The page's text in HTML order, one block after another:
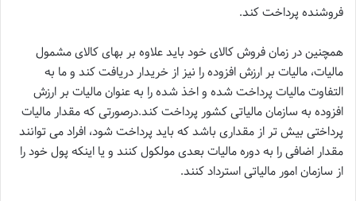
فروشنده پرداخت کند.
همچنین در زمان فروش کالای خود باید علاوه بر بهای کالای مشمول
مالیات، مالیات بر ارزش افزوده را نیز از خریدار دریافت کند و ما به
التفاوت مالیات پرداخت شده و اخذ شده را به عنوان مالیات بر ارزش
افزوده به سازمان مالیاتی کشور پرداخت کند.درصورتی که مقدار مالیات
پرداختی بیش تر از مقداری باشد که باید پرداخت شود، افراد می توانند
مقدار اضافی را به دوره مالیات بعدی مولکول کنند و یا اینکه پول خود را
از سازمان امور مالیاتی استرداد کنند.